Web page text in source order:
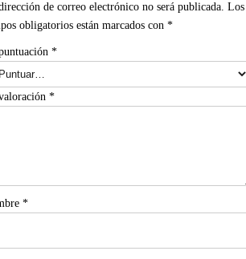
de correo electrónico no será publicada. Los
obligatorios están marcados con *
*
*
*